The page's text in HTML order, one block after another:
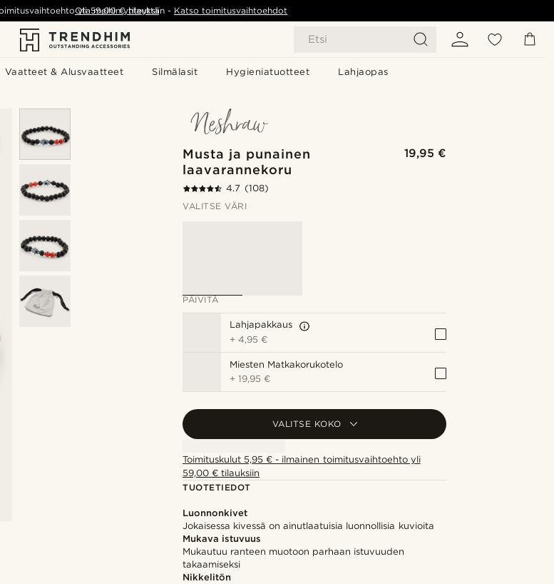
Etsi
Vaatteet & Alusvaatteet Silmälasit Hygieniatuotteet Lahjaopas
yli 59,00 €tilauksiin - Katso toimitusvaihtoehdot
Ota meihin yhteyttä
Musta ja punainen
laavarannekoru
19,95 €
4.7 (108)
VALITSE VÄRI
PÄIVITÄ
Lahjapakkaus
+4,95 €
Miesten Matkakorukotelo
+19,95 €
VALITSE KOKO
Toimituskulut 5,95 € - ilmainen toimitusvaihtoehto yli
59,00 € tilauksiin
TUOTETIEDOT
Luonnonkivet
Jokaisessa kivessä on ainutlaatuisia luonnollisia kuvioita
Mukava istuvuus
Mukautuu ranteen muotoon parhaan istuvuuden
takaamiseksi
Nikkelitön